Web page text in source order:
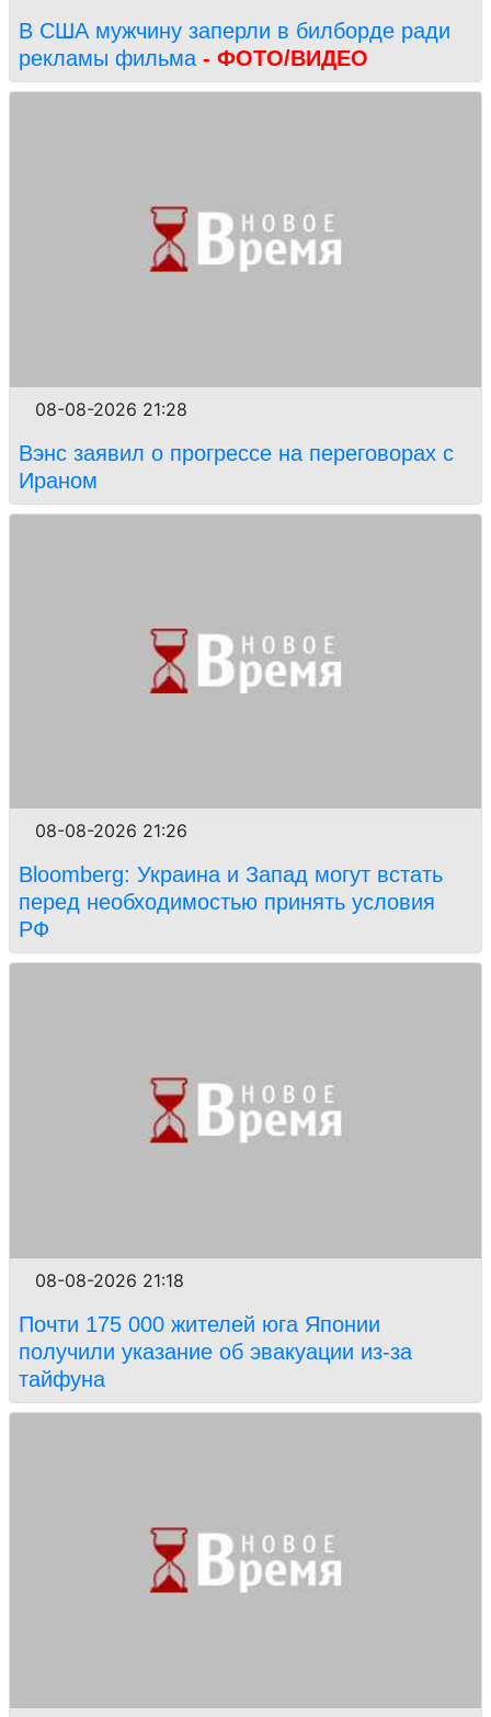
В США мужчину заперли в билборде ради
рекламы фильма - ФОТО/ВИДЕО
08-08-2026 21:28
Вэнс заявил о прогрессе на переговорах с
Ираном
08-08-2026 21:26
Bloomberg: Украина и Запад могут встать
перед необходимостью принять условия
РФ
08-08-2026 21:18
Почти 175 000 жителей юга Японии
получили указание об эвакуации из-за
тайфуна